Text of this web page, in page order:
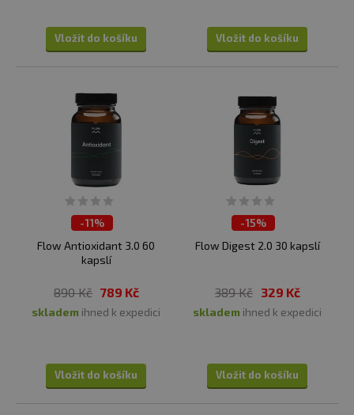
Vložit do košíku Vložit do košíku
-11%
Flow Antioxidant 3.0 60
kapslí
890 Kč 789 Kč
skladem ihned k expedici
Vložit do košíku
-15%
Flow Digest 2.0 30 kapslí
389 Kč 329 Kč
skladem ihned k expedici
Vložit do košíku